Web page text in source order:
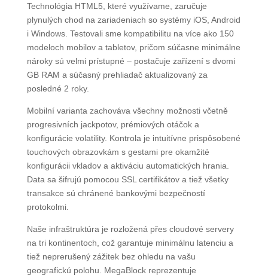
Technológia HTML5, které využívame, zaručuje
plynulých chod na zariadeniach so systémy iOS, Android
i Windows. Testovali sme kompatibilitu na více ako 150
modeloch mobilov a tabletov, pričom súčasne minimálne
nároky sú velmi prístupné – postačuje zařízení s dvomi
GB RAM a súčasný prehliadač aktualizovaný za
posledné 2 roky.
Mobilní varianta zachováva všechny možnosti včetně
progresivních jackpotov, prémiových otáčok a
konfigurácie volatility. Kontrola je intuitívne prispôsobené
touchových obrazovkám s gestami pre okamžité
konfigurácii vkladov a aktiváciu automatických hrania.
Data sa šifrujú pomocou SSL certifikátov a tiež všetky
transakce sú chránené bankovými bezpečností
protokolmi.
Naše infraštruktúra je rozložená přes cloudové servery
na tri kontinentoch, což garantuje minimálnu latenciu a
tiež neprerušený zážitek bez ohledu na vašu
geografickú polohu. MegaBlock reprezentuje